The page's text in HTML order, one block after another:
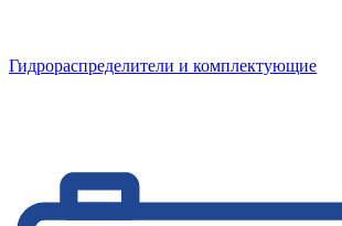
Гидрораспределители и комплектующие